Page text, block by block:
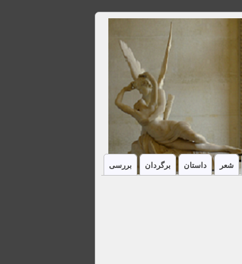
شعر داستان برگردان بررسی